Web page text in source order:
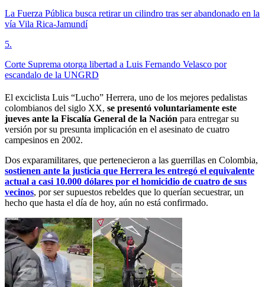
La Fuerza Pública busca retirar un cilindro tras ser abandonado en la
vía Vila Rica-Jamundí
5.
Corte Suprema otorga libertad a Luis Fernando Velasco por
escandalo de la UNGRD
El exciclista Luis “Lucho” Herrera, uno de los mejores pedalistas
colombianos del siglo XX, se presentó voluntariamente este
jueves ante la Fiscalía General de la Nación para entregar su
versión por su presunta implicación en el asesinato de cuatro
campesinos en 2002.
Dos exparamilitares, que pertenecieron a las guerrillas en Colombia,
sostienen ante la justicia que Herrera les entregó el equivalente
actual a casi 10.000 dólares por el homicidio de cuatro de sus
vecinos, por ser supuestos rebeldes que lo querían secuestrar, un
hecho que hasta el día de hoy, aún no está confirmado.